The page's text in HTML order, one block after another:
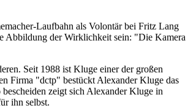
Laufbahn als Volontär bei Fritz Lang
Abbildung der Wirklichkeit sein: "Die Kamera
Seit 1988 ist Kluge einer der großen
Firma "dctp" bestückt Alexander Kluge das
zeigt sich Alexander Kluge in
ihn selbst.